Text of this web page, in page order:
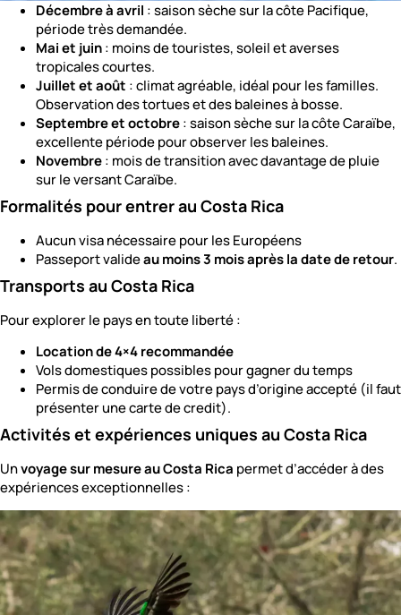
Décembre à avril : saison sèche sur la côte Pacifique,
période très demandée.
Mai et juin: moins de touristes, soleil et averses
tropicales courtes.
Juillet et août : climat agréable, idéal pour les familles.
Observation des tortues et des baleines à bosse.
Septembre et octobre: saison sèche sur la côte Caraïbe,
excellente période pour observer les baleines.
Novembre: mois de transition avec davantage de pluie
sur le versant Caraïbe.
Formalités pour entrer au Costa Rica
Aucun visa nécessaire pour les Européens
Passeport valideau moins 3 mois après la date de retour.
Transports au Costa Rica
Pour explorer le pays en toute liberté :
Location de 4×4 recommandée
Vols domestiques possibles pour gagner du temps
Permis de conduire de votre pays d’origine accepté (il faut
présenter une carte de credit).
Activités et expériences uniques au Costa Rica
Unvoyage sur mesure au Costa Rica permet d’accéder à des
expériences exceptionnelles :